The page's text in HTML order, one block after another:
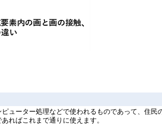
ューター処理などで使われるものであって、住
ればこれまで通りに使えます。